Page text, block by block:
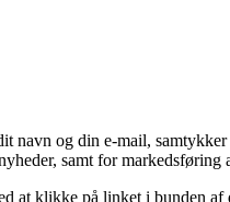
navn og din e-mail,
samt for markedsføring
at klikke på linket i bunden